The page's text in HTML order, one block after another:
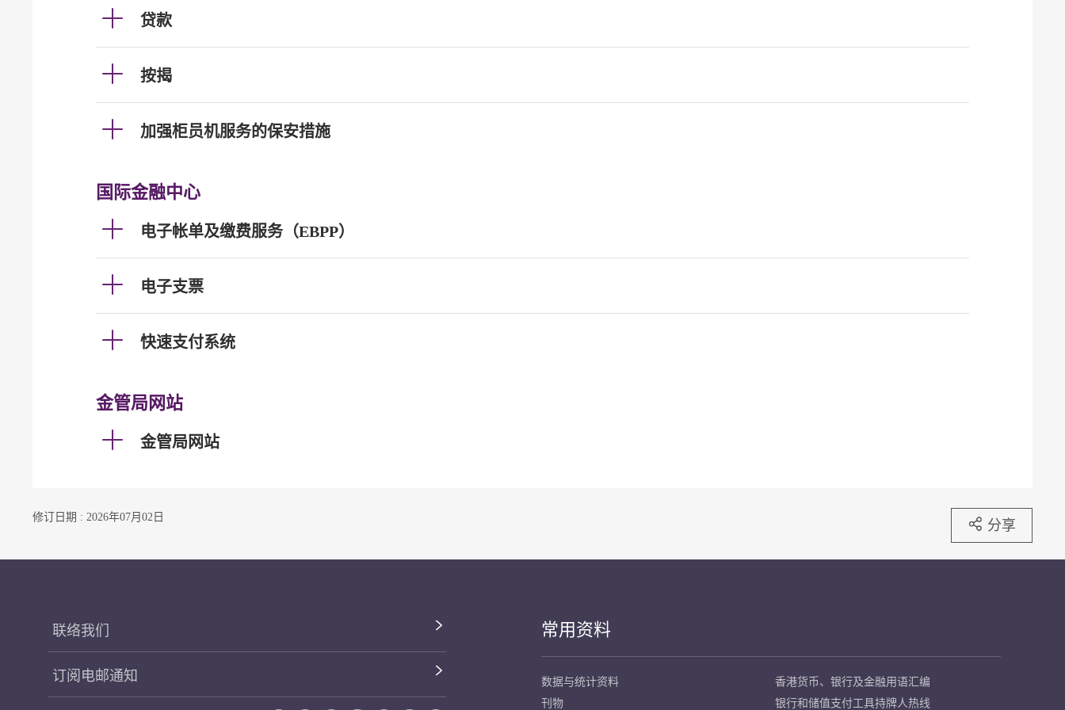
贷款
按揭
加强柜员机服务的保安措施
国际金融中心
电子帐单及缴费服务（EBPP）
电子支票
快速支付系统
金管局网站
金管局网站
修订日期 : 2026年07月02日 分享
联络我们
订阅电邮通知
常用资料
数据与统计资料
刊物
香港货币、银行及金融用语汇编
银行和储值支付工具持牌人热线